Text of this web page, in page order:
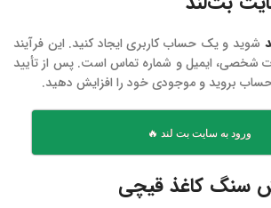
شوید و یک حساب کاربری ایجاد کنید. این فرآیند
شخصی، ایمیل و شماره تماس است. پس از تأیید
بروید و موجودی خود را افزایش دهید.
ورود به سایت بت لند 🔥